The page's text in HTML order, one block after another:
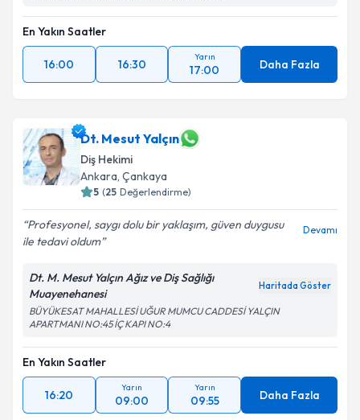
En Yakın Saatler
16:00 16:30
Yarın
17:00 Daha Fazla
Dt. Mesut Yalçın
Diş Hekimi
Ankara, Çankaya
5 (25 Değerlendirme)
Profesyonel, saygı dolu bir yaklaşım, güven duygusu
ile tedavi oldum
Devamı
Dt. M. Mesut Yalçın Ağız ve Diş Sağlığı
Muayenehanesi
Haritada Göster
BÜYÜKESAT MAHALLESİ UĞUR MUMCU CADDESİ YALÇIN
APARTMANI NO:45 İÇ KAPI NO:4
En Yakın Saatler
16:20
Yarın
09:00
Yarın
09:55 Daha Fazla